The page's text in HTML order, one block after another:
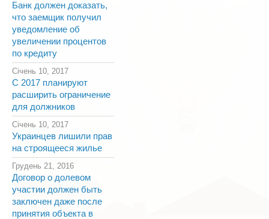
Банк должен доказать,
что заемщик получил
уведомление об
увеличении процентов
по кредиту
Січень 10, 2017
С 2017 планируют
расширить ограничение
для должников
Січень 10, 2017
Украинцев лишили прав
на строящееся жилье
Грудень 21, 2016
Договор о долевом
участии должен быть
заключен даже после
принятия объекта в